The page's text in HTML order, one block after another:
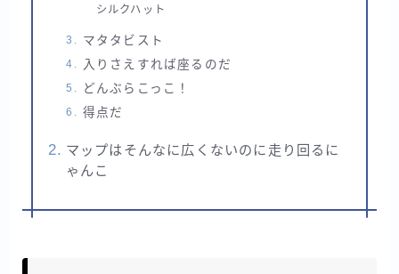
シルクハット
マタタビスト
入りさえすれば座るのだ
どんぶらこっこ！
得点だ
マップはそんなに広くないのに走り回るに
ゃんこ